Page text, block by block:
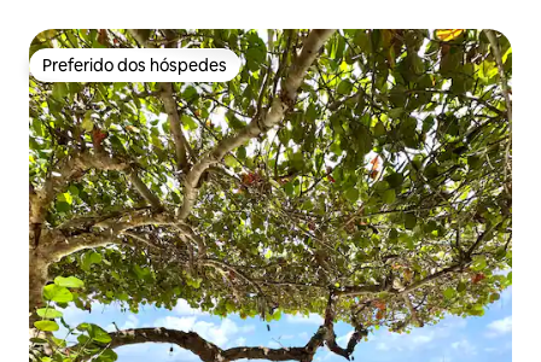
Preferido dos hóspedes
Preferido dos hóspedes